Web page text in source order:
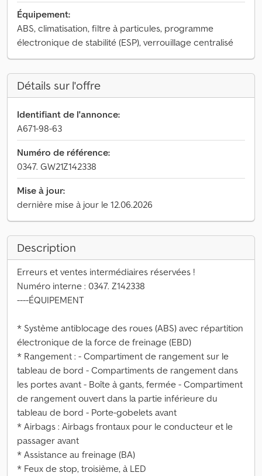
Équipement:
ABS, climatisation, filtre à particules, programme
électronique de stabilité (ESP), verrouillage centralisé
Détails sur l'offre
Identifiant de l'annonce:
A671-98-63
Numéro de référence:
0347. GW21Z142338
Mise à jour:
dernière mise à jour le 12.06.2026
Description
Erreurs et ventes intermédiaires réservées !
Numéro interne : 0347. Z142338
----ÉQUIPEMENT
* Système antiblocage des roues (ABS) avec répartition
électronique de la force de freinage (EBD)
* Rangement : - Compartiment de rangement sur le
tableau de bord - Compartiments de rangement dans
les portes avant - Boîte à gants, fermée - Compartiment
de rangement ouvert dans la partie inférieure du
tableau de bord - Porte-gobelets avant
* Airbags : Airbags frontaux pour le conducteur et le
passager avant
* Assistance au freinage (BA)
* Feux de stop, troisième, à LED